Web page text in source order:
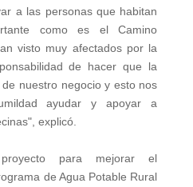
a las personas que habitan
como es el Camino
visto muy afectados por la
de hacer que la
nuestro negocio y esto nos
ayudar y apoyar a
explicó.
para mejorar el
de Agua Potable Rural